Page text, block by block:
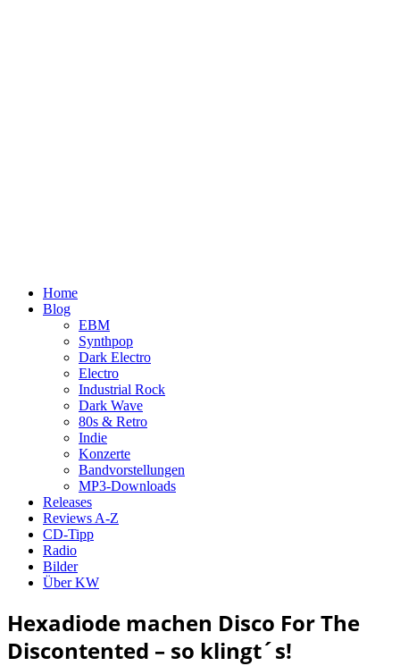
Home
Blog
EBM
Synthpop
Dark Electro
Electro
Industrial Rock
Dark Wave
80s & Retro
Indie
Konzerte
Bandvorstellungen
MP3-Downloads
Releases
Reviews A-Z
CD-Tipp
Radio
Bilder
Über KW
Hexadiode machen Disco For The
Discontented – so klingt´s!